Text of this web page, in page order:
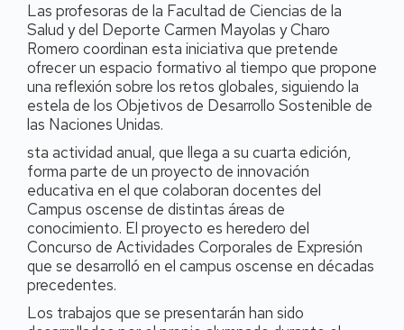
Las profesoras de la Facultad de Ciencias de la
Salud y del Deporte Carmen Mayolas y Charo
Romero coordinan esta iniciativa que pretende
ofrecer un espacio formativo al tiempo que propone
una reflexión sobre los retos globales, siguiendo la
estela de los Objetivos de Desarrollo Sostenible de
las Naciones Unidas.
sta actividad anual, que llega a su cuarta edición,
forma parte de un proyecto de innovación
educativa en el que colaboran docentes del
Campus oscense de distintas áreas de
conocimiento. El proyecto es heredero del
Concurso de Actividades Corporales de Expresión
que se desarrolló en el campus oscense en décadas
precedentes.
Los trabajos que se presentarán han sido